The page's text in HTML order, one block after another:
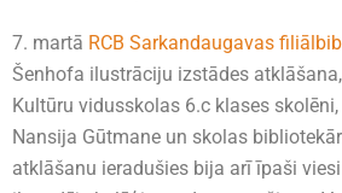
7. martā RCB Sarkandaugavas
Šenhofa ilustrāciju izstādes
Kultūru vidusskolas 6.c klases
Nansija Gūtmane un skolas
atklāšanu ieradušies bija arī īpaši